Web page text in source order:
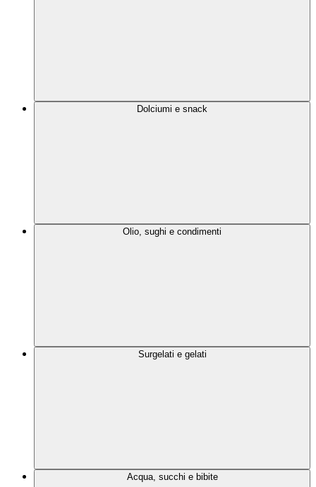
Dolciumi e snack
Olio, sughi e condimenti
Surgelati e gelati
Acqua, succhi e bibite